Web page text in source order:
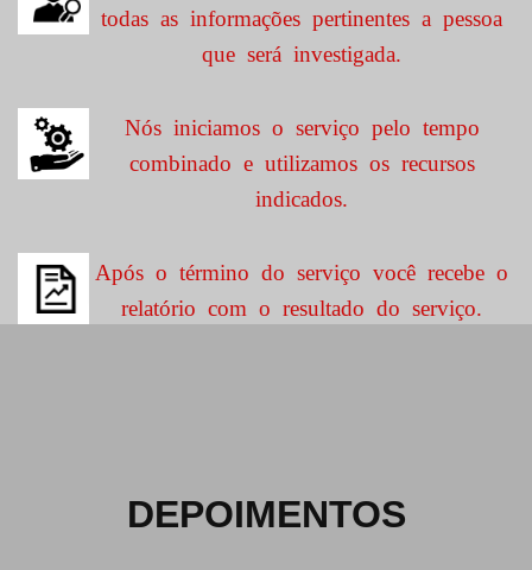
todas as informações pertinentes a pessoa
que será investigada.
Nós iniciamos o serviço pelo tempo
combinado e utilizamos os recursos
indicados.
Após o término do serviço você recebe o
relatório com o resultado do serviço.
DEPOIMENTOS